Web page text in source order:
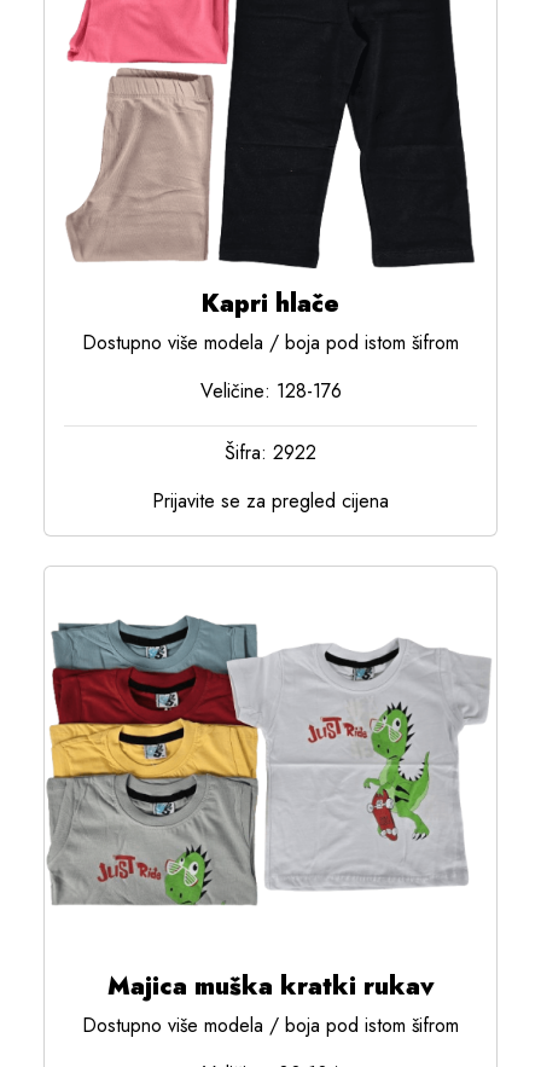
Kapri hlače
Dostupno više modela / boja pod istom šifrom
Veličine: 128-176
Šifra: 2922
Prijavite se za pregled cijena
Majica muška kratki rukav
Dostupno više modela / boja pod istom šifrom